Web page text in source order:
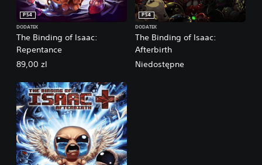
The Binding of Isaac:
Repentance
PS4
DODATEK
89,00 zl
The Binding of Isaac:
Afterbirth
PS4
DODATEK
Niedostępne